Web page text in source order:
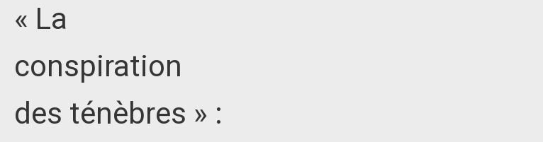
« La
conspiration
des ténèbres » :